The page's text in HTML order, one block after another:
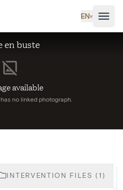
EN˅
available
no linked photograph.
en buste
INTERVENTION FILES (1)